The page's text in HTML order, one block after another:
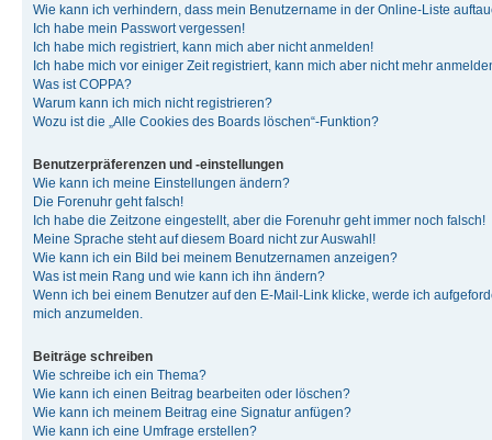
Wie kann ich verhindern, dass mein Benutzername in der Online-Liste
Ich habe mein Passwort vergessen!
Ich habe mich registriert, kann mich aber nicht anmelden!
Ich habe mich vor einiger Zeit registriert, kann mich aber nicht mehr
Was ist COPPA?
Warum kann ich mich nicht registrieren?
Wozu ist die „Alle Cookies des Boards löschen“-Funktion?
Benutzerpräferenzen und -einstellungen
Wie kann ich meine Einstellungen ändern?
Die Forenuhr geht falsch!
Ich habe die Zeitzone eingestellt, aber die Forenuhr geht immer noch falsch!
Meine Sprache steht auf diesem Board nicht zur Auswahl!
Wie kann ich ein Bild bei meinem Benutzernamen anzeigen?
Was ist mein Rang und wie kann ich ihn ändern?
Wenn ich bei einem Benutzer auf den E-Mail-Link klicke, werde ich
mich anzumelden.
Beiträge schreiben
Wie schreibe ich ein Thema?
Wie kann ich einen Beitrag bearbeiten oder löschen?
Wie kann ich meinem Beitrag eine Signatur anfügen?
Wie kann ich eine Umfrage erstellen?